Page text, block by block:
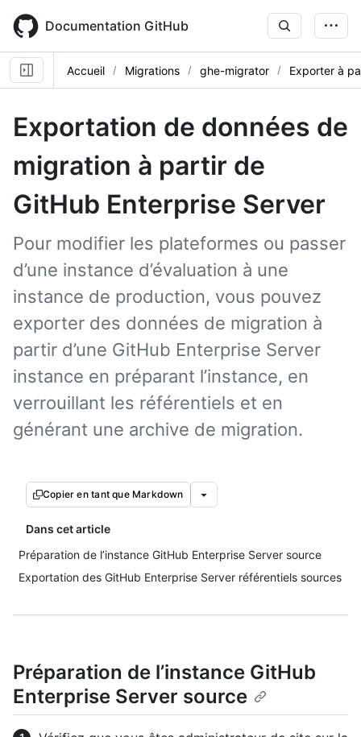
main
content
Documentation GitHub
Accueil Migrations ghe-migrator Exporter à
Exportation de données de
migration à partir de
GitHub Enterprise Server
Pour modifier les plateformes ou passer
d’une instance d’évaluation à une
instance de production, vous pouvez
exporter des données de migration à
partir d’une GitHub Enterprise Server
instance en préparant l’instance, en
verrouillant les référentiels et en
générant une archive de migration.
Copier en tant que Markdown
Dans cet article
Préparation de l’instance GitHub Enterprise Server source
Exportation des GitHub Enterprise Server référentiels sources
Préparation de l’instance GitHub
Enterprise Server source